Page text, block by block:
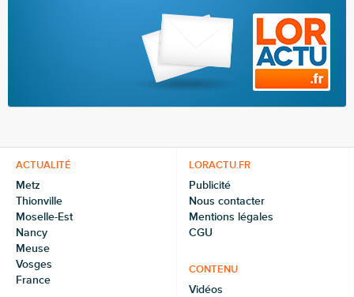
ACTUALITÉ
Metz
Thionville
Moselle-Est
Nancy
Meuse
Vosges
France
LORACTU.FR
Publicité
Nous contacter
Mentions légales
CGU
CONTENU
Vidéos